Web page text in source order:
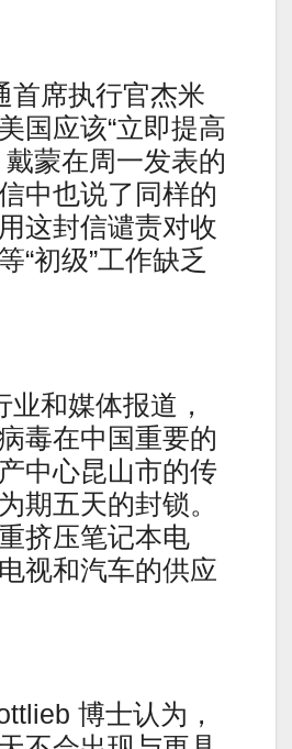
首席执行官杰米
国应该“立即提高
戴蒙在周一发表的
中也说了同样的
这封信谴责对收
“初级”工作缺乏
和媒体报道，
毒在中国重要的
中心昆山市的传
期五天的封锁。
挤压笔记本电
视和汽车的供应
博士认为，